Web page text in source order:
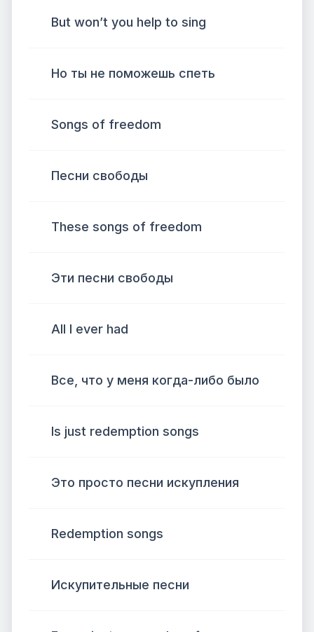
But won’t you help to sing
Но ты не поможешь спеть
Songs of freedom
Песни свободы
These songs of freedom
Эти песни свободы
All I ever had
Все, что у меня когда-либо было
Is just redemption songs
Это просто песни искупления
Redemption songs
Искупительные песни